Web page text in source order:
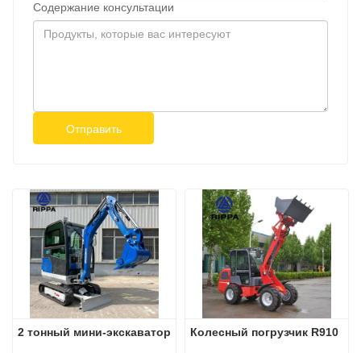
Содержание консультации
Отправить
2 тонный мини-экскаватор Колесный погрузчик R910